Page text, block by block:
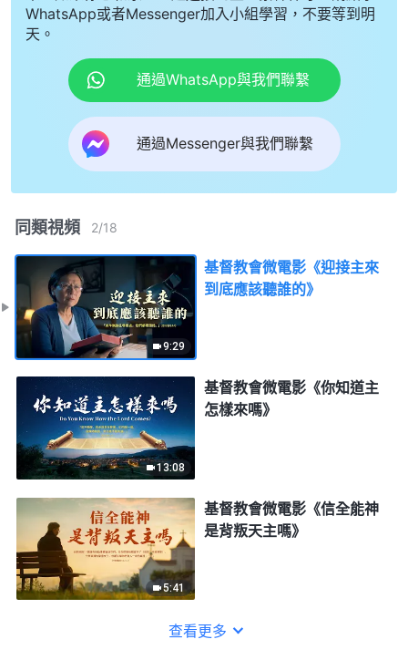
WhatsApp或者Messenger加入小組學習，不要等到明
天。
通過WhatsApp與我們聯繫
通過Messenger與我們聯繫
同類視頻 2/18
9:29
基督教會微電影《迎接主來
到底應該聽誰的》
13:08
基督教會微電影《你知道主
怎樣來嗎》
5:41
基督教會微電影《信全能神
是背叛天主嗎》
查看更多